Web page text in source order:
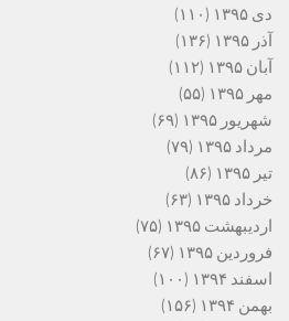
دی ۱۳۹۵
(۱۱۰)
آذر ۱۳۹۵
(۱۳۶)
آبان ۱۳۹۵
(۱۱۲)
مهر ۱۳۹۵
(۵۵)
شهریور ۱۳۹۵
(۶۹)
مرداد ۱۳۹۵
(۷۹)
تیر ۱۳۹۵
(۸۶)
خرداد ۱۳۹۵
(۶۳)
اردیبهشت ۱۳۹۵
(۷۵)
فروردین ۱۳۹۵
(۶۷)
اسفند ۱۳۹۴
(۱۰۰)
بهمن ۱۳۹۴
(۱۵۶)